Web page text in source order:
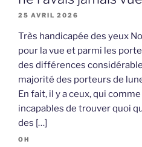
25 AVRIL 2026
Très handicapée des yeux
pour la vue et parmi les
des différences
majorité des porteurs de
En fait, il y a ceux, qui
incapables de trouver quoi
des […]
OH